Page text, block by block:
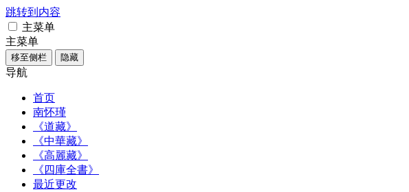
跳转到内容
主菜单
主菜单
移至侧栏 隐藏
导航
首页
南怀瑾
《道藏》
《中華藏》
《高麗藏》
《四庫全書》
最近更改